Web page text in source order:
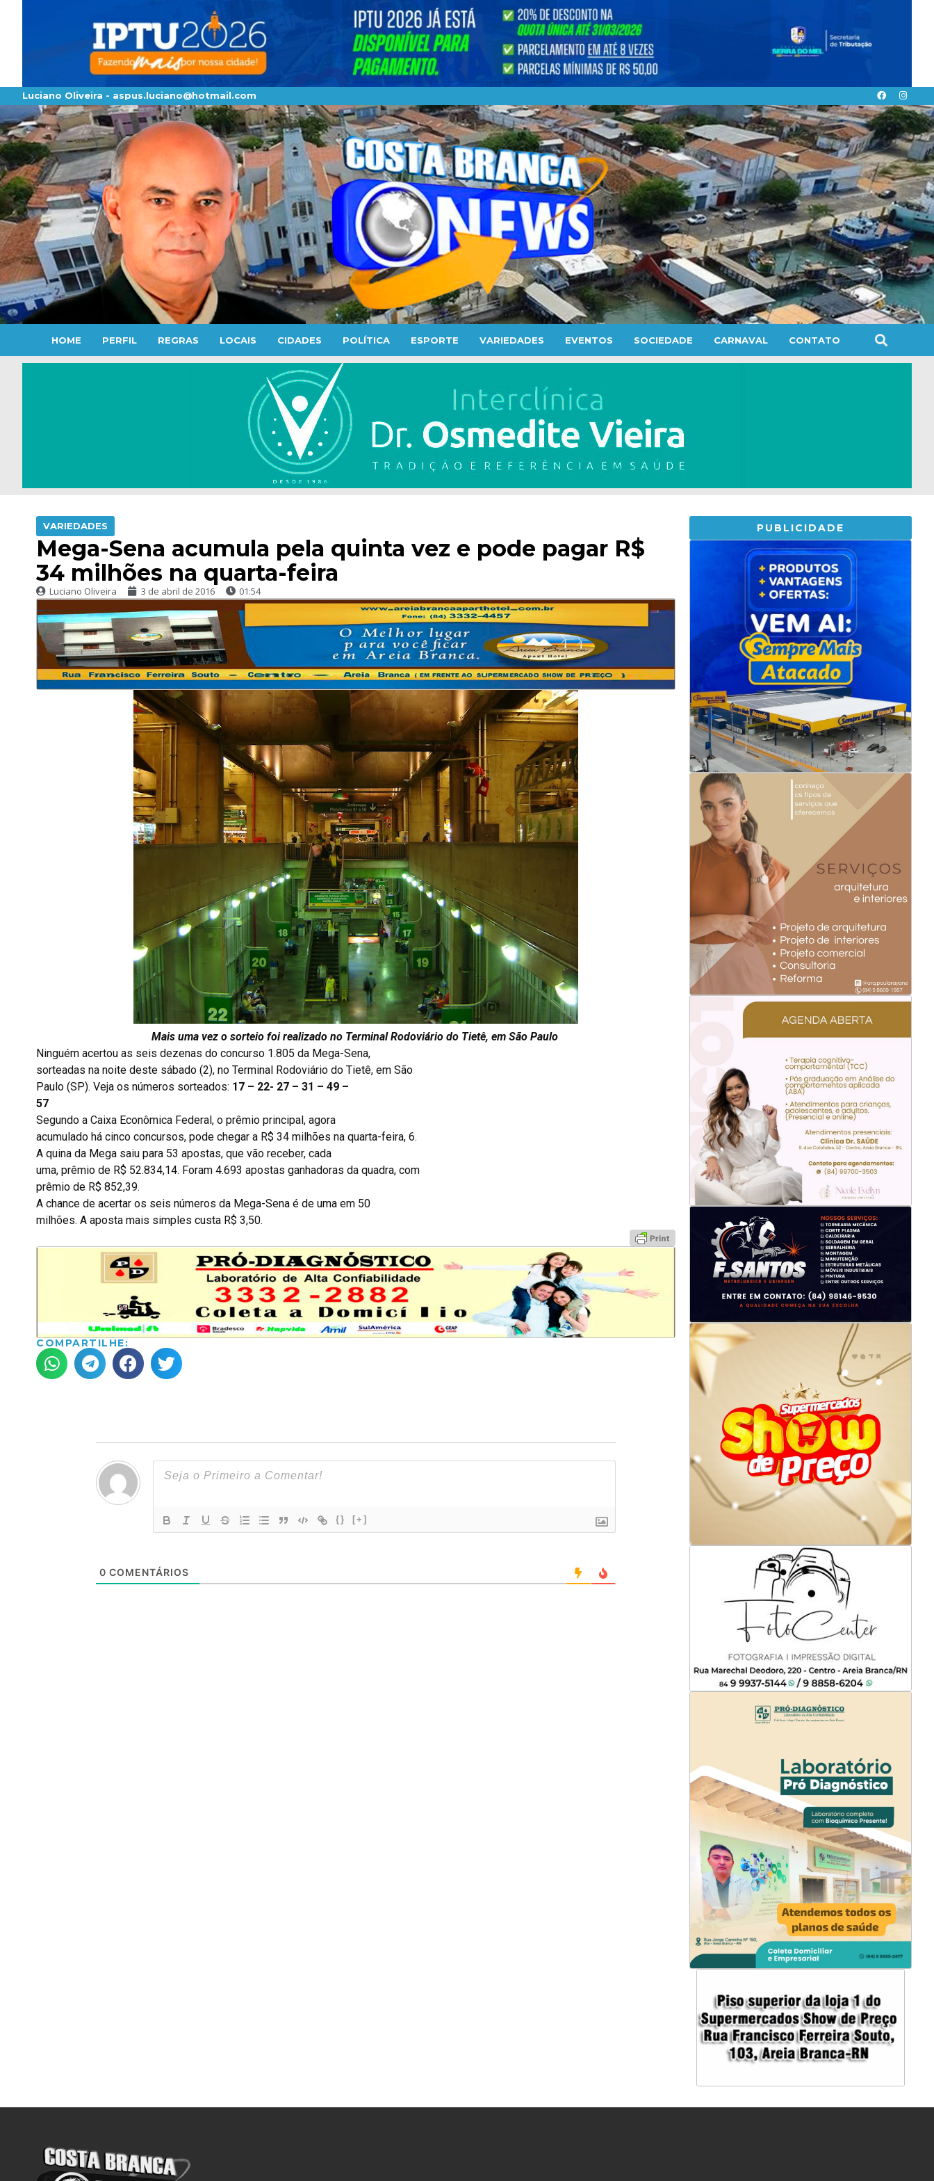
Luciano Oliveira - aspus.luciano@hotmail.com
HOME PERFIL REGRAS LOCAIS CIDADES POLÍTICA ESPORTE VARIEDADES EVENTOS SOCIEDADE CARNAVAL CONTATO
VARIEDADES
Mega-Sena acumula pela quinta vez e pode pagar R$
34 milhões na quarta-feira
Luciano Oliveira 3 de abril de 2016 01:54
Mais uma vez o sorteio foi realizado no Terminal Rodoviário do Tietê, em São Paulo
Ninguém acertou as seis dezenas do concurso 1.805 da Mega-Sena,
sorteadas na noite deste sábado (2), no Terminal Rodoviário do Tietê, em São
Paulo (SP). Veja os números sorteados: 17 – 22- 27 – 31 – 49 –
57
Segundo a Caixa Econômica Federal, o prêmio principal, agora
acumulado há cinco concursos, pode chegar a R$ 34 milhões na quarta-feira, 6.
A quina da Mega saiu para 53 apostas, que vão receber, cada
uma, prêmio de R$ 52.834,14. Foram 4.693 apostas ganhadoras da quadra, com
prêmio de R$ 852,39.
A chance de acertar os seis números da Mega-Sena é de uma em 50
milhões. A aposta mais simples custa R$ 3,50.
COMPARTILHE:
{} [+]
0 COMENTÁRIOS
PUBLICIDADE